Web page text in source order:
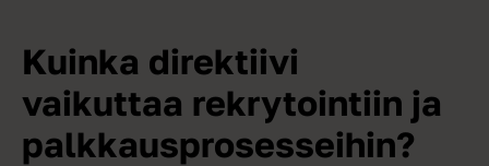
Kuinka direktiivi
vaikuttaa rekrytointiin ja
palkkausprosesseihin?